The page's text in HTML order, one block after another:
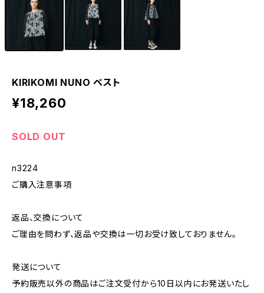
KIRIKOMI NUNO ベスト
¥18,260
SOLD OUT
n3224
ご購入注意事項
返品、交換について
ご理由を問わず、返品や交換は一切お受け致しておりません。
発送について
予約販売以外の商品はご注文受付から10日以内にお発送いたし